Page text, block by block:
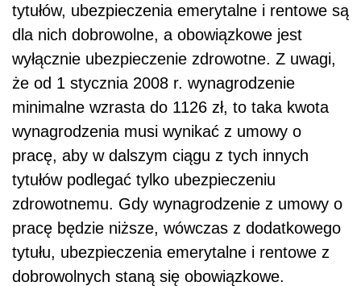
tytułów, ubezpieczenia emerytalne i rentowe są
dla nich dobrowolne, a obowiązkowe jest
wyłącznie ubezpieczenie zdrowotne. Z uwagi,
że od 1 stycznia 2008 r. wynagrodzenie
minimalne wzrasta do 1126 zł, to taka kwota
wynagrodzenia musi wynikać z umowy o
pracę, aby w dalszym ciągu z tych innych
tytułów podlegać tylko ubezpieczeniu
zdrowotnemu. Gdy wynagrodzenie z umowy o
pracę będzie niższe, wówczas z dodatkowego
tytułu, ubezpieczenia emerytalne i rentowe z
dobrowolnych staną się obowiązkowe.